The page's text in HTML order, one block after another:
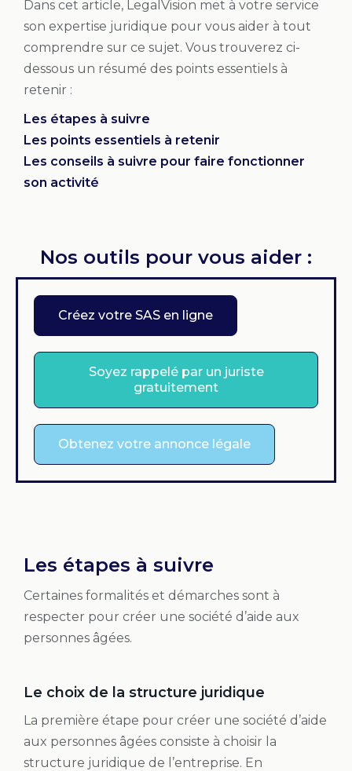
Dans cet article, LegalVision met à votre service
son expertise juridique pour vous aider à tout
comprendre sur ce sujet. Vous trouverez ci-
dessous un résumé des points essentiels à
retenir :
Les étapes à suivre
Les points essentiels à retenir
Les conseils à suivre pour faire fonctionner
son activité
Nos outils pour vous aider :
Créez votre SAS en ligne
Soyez rappelé par un juriste
gratuitement
Obtenez votre annonce légale
Les étapes à suivre
Certaines formalités et démarches sont à
respecter pour créer une société d’aide aux
personnes âgées.
Le choix de la structure juridique
La première étape pour créer une société d’aide
aux personnes âgées consiste à choisir la
structure juridique de l’entreprise. En